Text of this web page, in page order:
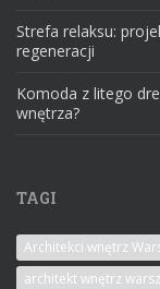
Strefa relaksu:
regeneracji
Komoda z litego
wnętrza?
TAGI
Architekci wnętrz
architekt wnętrz